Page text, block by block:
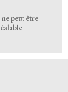
peut être